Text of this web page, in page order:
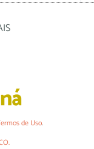
de Uso.